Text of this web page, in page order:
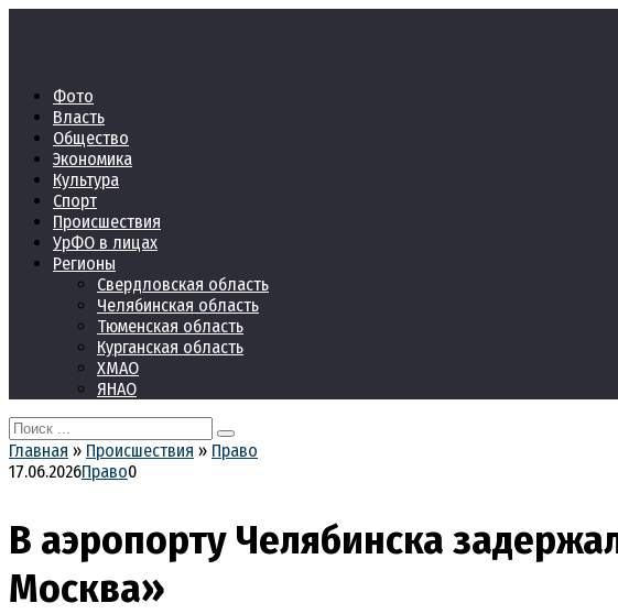
Фото
Власть
Общество
Экономика
Культура
Спорт
Происшествия
УрФО в лицах
Регионы
Свердловская область
Челябинская область
Тюменская область
Курганская область
ХМАО
ЯНАО
Search
for:
Главная » Происшествия » Право
17.06.2026Право0
В аэропорту Челябинска
Москва»